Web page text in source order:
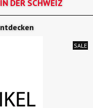
DER SCHWEIZ
SALE